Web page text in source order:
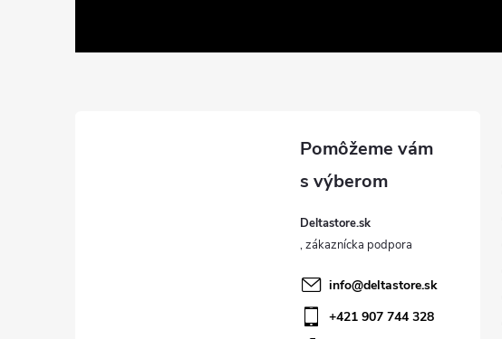
Deltastore.sk
info@deltastore.sk
+421 907 744 328